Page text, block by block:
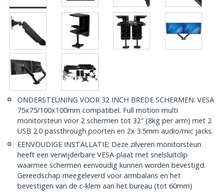
ONDERSTEUNING VOOR 32 INCH BREDE SCHERMEN: VESA
75x75/100x100mm compatibel. Full motion multi
monitorsteun voor 2 schermen tot 32" (8kg per arm) met 2
USB 2.0 passthrough poorten en 2x 3.5mm audio/mic jacks.
EENVOUDIGE INSTALLATIE: Deze zilveren monitorsteun
heeft een verwijderbare VESA-plaat met snelsluitclip
waarmee schermen eenvoudig kunnen worden bevestigd.
Gereedschap meegeleverd voor armbalans en het
bevestigen van de c-klem aan het bureau (tot 60mm)